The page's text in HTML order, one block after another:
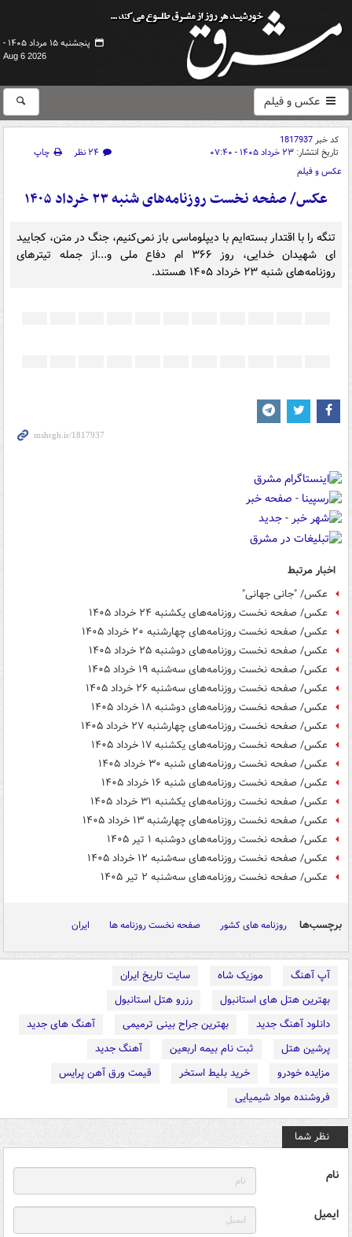
پنجشنبه ۱۵ مرداد ۱۴۰۵ -
Aug 6 2026
عکس و فیلم
کد خبر1817937
تاریخ انتشار: ۲۳ خرداد ۱۴۰۵ - ۰۷:۴۰ ۲۴ نظر
چاپ
عکس و فیلم
عکس/ صفحه نخست روزنامه‌های ‌شنبه ۲۳ خرداد ۱۴۰۵
تنگه را با اقتدار بسته‌ایم با دیپلوماسی باز نمی‌کنیم، جنگ در متن، کجایید
ای شهیدان خدایی، روز ۳۶۶ ام دفاع ملی و...از جمله تیترهای
روزنامه‌های ‌شنبه ۲۳ خرداد ۱۴۰۵ هستند.
اخبار مرتبط
عکس/ "جانی جهانی"
عکس/ صفحه نخست روزنامه‌های یکشنبه ۲۴ خرداد ۱۴۰۵
عکس/ صفحه نخست روزنامه‌های چهارشنبه ۲۰ خرداد ۱۴۰۵
عکس/ صفحه نخست روزنامه‌های دوشنبه ۲۵ خرداد ۱۴۰۵
عکس/ صفحه نخست روزنامه‌های سه‌شنبه ۱۹ خرداد ۱۴۰۵
عکس/ صفحه نخست روزنامه‌های سه‌شنبه ۲۶ خرداد ۱۴۰۵
عکس/ صفحه نخست روزنامه‌های دوشنبه ۱۸ خرداد ۱۴۰۵
عکس/ صفحه نخست روزنامه‌های چهارشنبه ۲۷ خرداد ۱۴۰۵
عکس/ صفحه نخست روزنامه‌های یکشنبه ۱۷ خرداد ۱۴۰۵
عکس/ صفحه نخست روزنامه‌های ‌شنبه ۳۰ خرداد ۱۴۰۵
عکس/ صفحه نخست روزنامه‌های ‌شنبه ۱۶ خرداد ۱۴۰۵
عکس/ صفحه نخست روزنامه‌های ‌یکشنبه ۳۱ خرداد ۱۴۰۵
عکس/ صفحه نخست روزنامه‌های چهارشنبه ۱۳ خرداد ۱۴۰۵
عکس/ صفحه نخست روزنامه‌های ‌دوشنبه ۱ تیر ۱۴۰۵
عکس/ صفحه نخست روزنامه‌های سه‌شنبه ۱۲ خرداد ۱۴۰۵
عکس/ صفحه نخست روزنامه‌های سه‌شنبه ۲ تیر ۱۴۰۵
برچسب‌ها روزنامه های کشور صفحه نخست روزنامه ها ایران
آپ آهنگ موزیک شاه
سایت تاریخ ایران
بهترین هتل های استانبول
رزرو هتل استانبول
دانلود آهنگ جدید
بهترین جراح بینی ترمیمی
آهنگ های جدید
پرشین هتل
ثبت نام بیمه اربعین
آهنگ جدید
مزایده خودرو
خرید بلیط استخر
قیمت ورق آهن پرایس
فروشنده مواد شیمیایی
نظر شما
نام
ایمیل